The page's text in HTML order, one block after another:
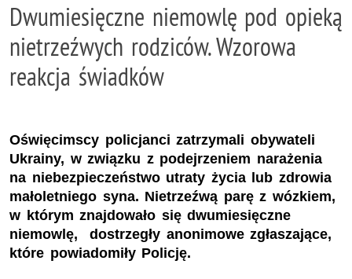
Dwumiesięczne niemowlę pod opieką
nietrzeźwych rodziców. Wzorowa
reakcja świadków
Oświęcimscy policjanci zatrzymali obywateli
Ukrainy, w związku z podejrzeniem narażenia
na niebezpieczeństwo utraty życia lub zdrowia
małoletniego syna. Nietrzeźwą parę z wózkiem,
w którym znajdowało się dwumiesięczne
niemowlę, dostrzegły anonimowe zgłaszające,
które powiadomiły Policję.